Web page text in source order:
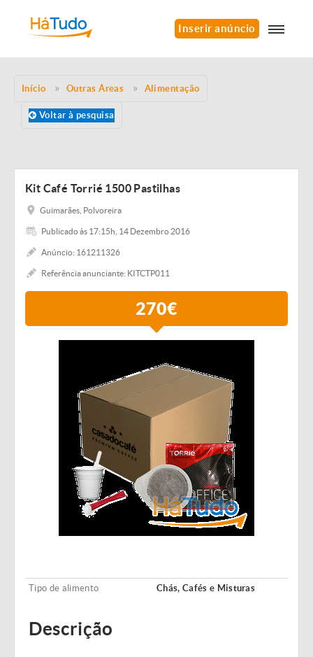
Inserir anúncio
Início Outras Áreas Alimentação
Voltar à pesquisa
Kit Café Torrié 1500 Pastilhas
Guimarães, Polvoreira
Publicado às 17:15h, 14 Dezembro 2016
Anúncio: 161211326
Referência anunciante: KITCTP011
270€
Tipo de alimento Chás, Cafés e Misturas
Descrição